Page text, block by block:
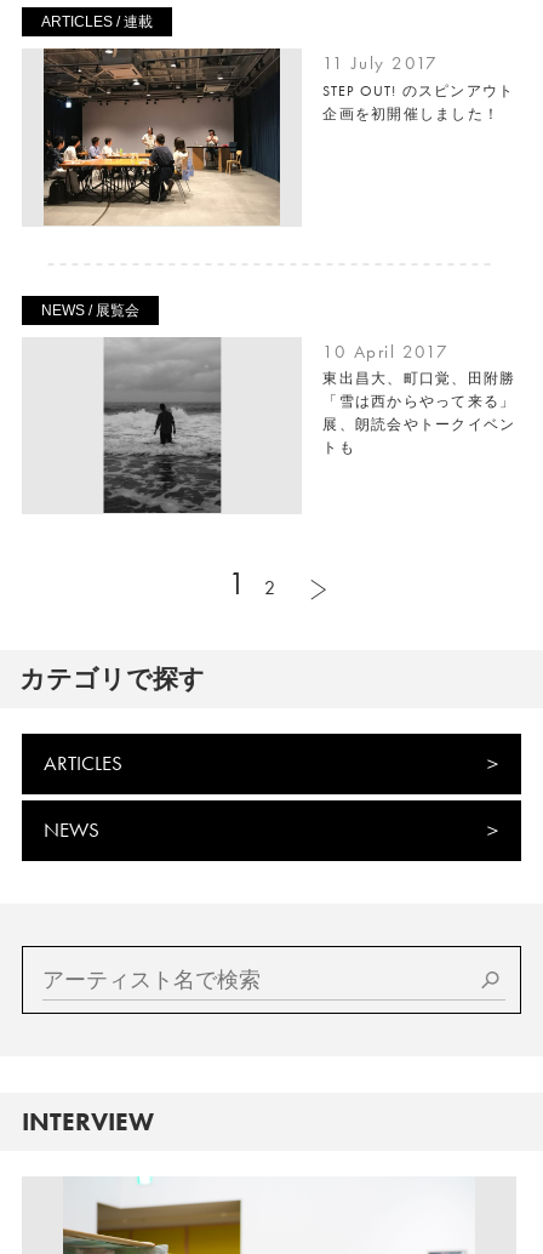
ARTICLES / 連載
11 July 2017
STEP OUT! のスピンアウト
企画を初開催しました！
NEWS / 展覧会
10 April 2017
東出昌大、町口覚、田附勝
「雪は西からやって来る」
展、朗読会やトークイベン
トも
1 2
カテゴリで探す
ARTICLES
NEWS
INTERVIEW